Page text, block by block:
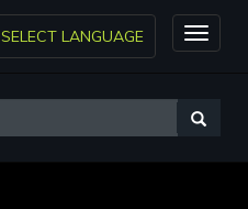
Toggle
SELECT LANGUAGE